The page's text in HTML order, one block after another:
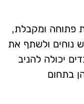
פתוחה ומקבלת,
נוחים ולשתף את
יכולה להניב
בתחום